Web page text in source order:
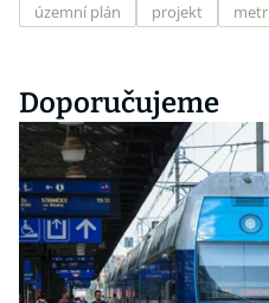
územní plán
projekt
Doporučujeme